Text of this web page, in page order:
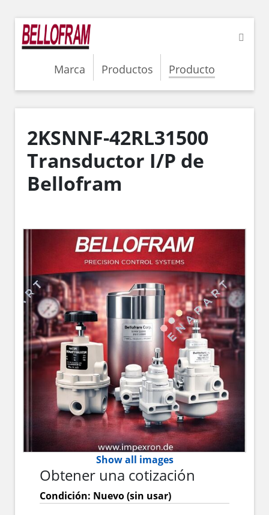
Marca Productos Producto
2KSNNF-42RL31500
Transductor I/P de
Bellofram
Show all images
Obtener una cotización
Condición: Nuevo (sin usar)